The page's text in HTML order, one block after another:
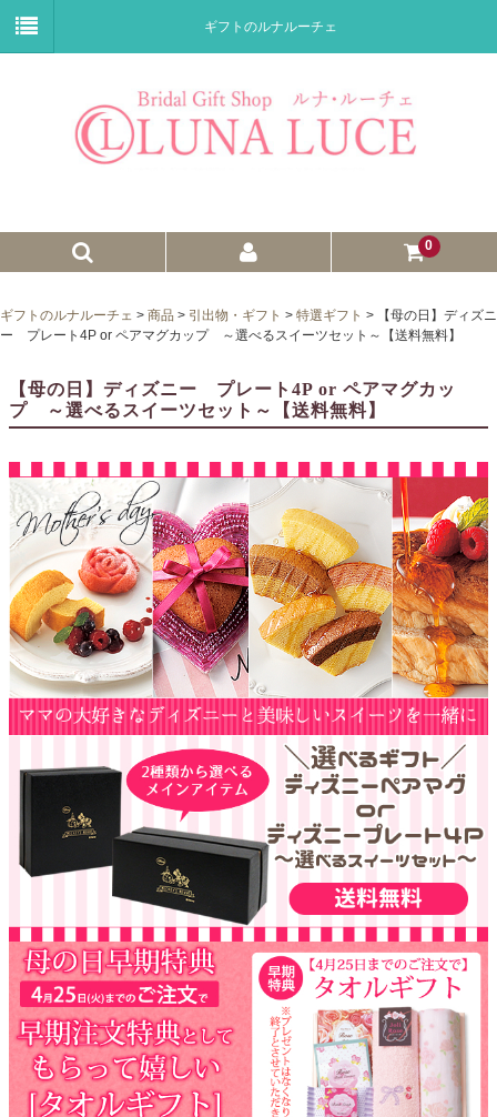
ギフトのルナルーチェ
0
プチギフト
ウェイトドール
子育て卒業証書
ウェルカムボード
クロックギフト
ペーパーアイテム
DIY用品
引菓子
引出物ギフト
カタログギフト
ブライダルバッグ
演出用品
内祝い 出産祝い
会社概要
よくあるご質問
ドメイン指定受信について
無料サンプル・資料請求
ギフトのルナルーチェ > 商品 > 引出物・ギフト > 特選ギフト >
【母の日】ディズニ
ー プレート4P or ペアマグカップ ～選べるスイーツセット～【送料無料】
【母の日】ディズニー プレート4P or ペアマグカッ
プ ～選べるスイーツセット～【送料無料】